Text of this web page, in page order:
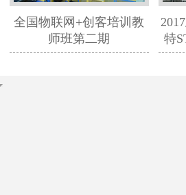
全国物联网+创客培训教
师班第二期
特